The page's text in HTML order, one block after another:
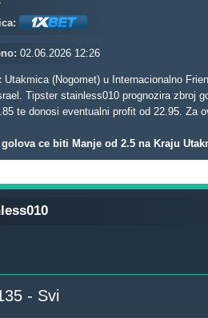
02.06.2026 12:26
Utakmica (Nogomet) u Internacionalno
Tipster stainless010 prognozira zbroj
te donosi eventualni profit od 22.95. Za
ce biti Manje od 2.5 na Kraju
- Svi